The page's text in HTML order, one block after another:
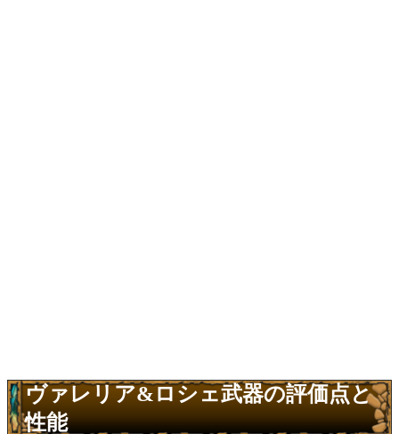
ヴァレリア&ロシェ武器の評価点と
性能